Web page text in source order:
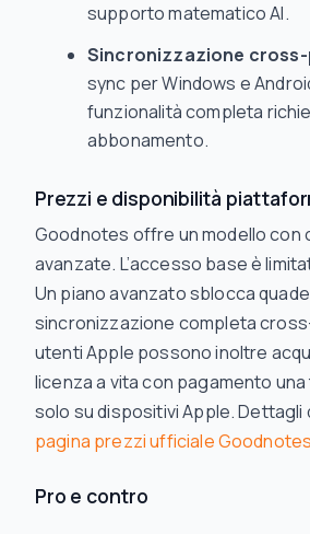
supporto matematico AI.
Sincronizzazione
sync per Windows e
funzionalità completa
abbonamento.
Prezzi e disponibilità
Goodnotes offre un modello con
avanzate. L’accesso base è
Un piano avanzato sblocca
sincronizzazione completa
utenti Apple possono inoltre
licenza a vita con pagamento una
solo su dispositivi Apple. Dettagli
pagina prezzi ufficiale Goodnotes
Pro e contro